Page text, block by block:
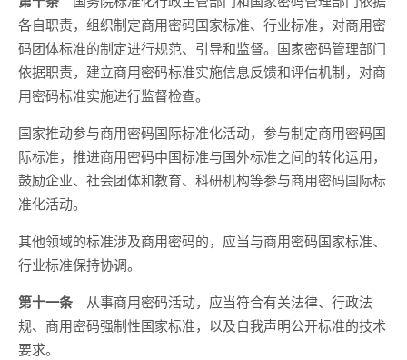
各自职责，组织制定商用密码国家标准、行业标准，对商用密
码团体标准的制定进行规范、引导和监督。国家密码管理部门
依据职责，建立商用密码标准实施信息反馈和评估机制，对商
用密码标准实施进行监督检查。
国家推动参与商用密码国际标准化活动，参与制定商用密码国
际标准，推进商用密码中国标准与国外标准之间的转化运用，
鼓励企业、社会团体和教育、科研机构等参与商用密码国际标
准化活动。
其他领域的标准涉及商用密码的，应当与商用密码国家标准、
行业标准保持协调。
第十一条 从事商用密码活动，应当符合有关法律、行政法
规、商用密码强制性国家标准，以及自我声明公开标准的技术
要求。